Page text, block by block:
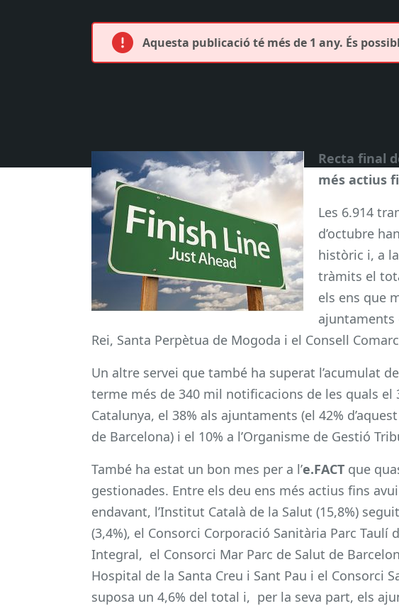
Aquesta publicació té més de 1 any. És
Recta final
més actius
Les 6.914
d’octubre
històric i, a
tràmits el
els ens que
ajuntaments
Rei, Santa Perpètua de Mogoda i el Consell
Un altre servei que també ha superat l’acumulat de
terme més de 340 mil notificacions de les quals el
Catalunya, el 38% als ajuntaments (el 42%
de Barcelona) i el 10% a l’Organisme de Gestió
També ha estat un bon mes per a l’e.FACT que
gestionades. Entre els deu ens més actius fins
endavant, l’Institut Català de la Salut (15,8%)
(3,4%), el Consorci Corporació Sanitària Parc Taulí
Integral, el Consorci Mar Parc de Salut de
Hospital de la Santa Creu i Sant Pau i el Consorci
suposa un 4,6% del total i, per la seva part, els